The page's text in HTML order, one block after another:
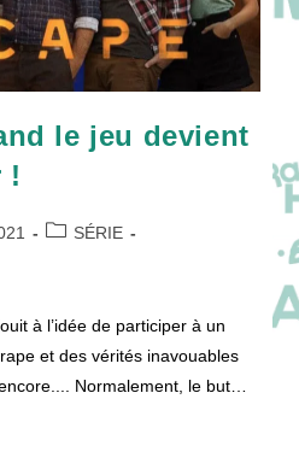
le jeu devient
!
PostSÉRIE
à l’idée de participer à un
et des vérités inavouables
Normalement, le but…